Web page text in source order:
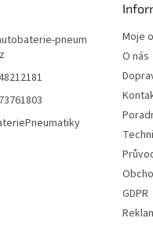
pneum
Moje
O nás
GDPR